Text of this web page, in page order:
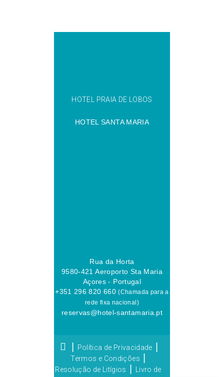
HOTEL PRAIA DE LOBOS
HOTEL SANTA MARIA
Rua da Horta
9580-421 Aeroporto Sta Maria
Açores - Portugal
+351 296 820 660 (Chamada para a
rede fixa nacional)
reservas@hotel-santamaria.pt
Política de Privacidade
Termos e Condições
Resolução de Litígios
Livro de